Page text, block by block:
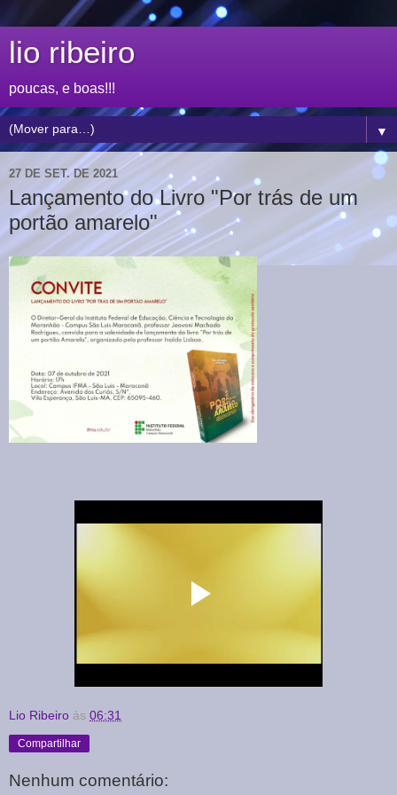
lio ribeiro
poucas, e boas!!!
▼
27 DE SET. DE 2021
Lançamento do Livro "Por trás de um
portão amarelo"
Lio Ribeiro às 06:31
Compartilhar
Nenhum comentário: